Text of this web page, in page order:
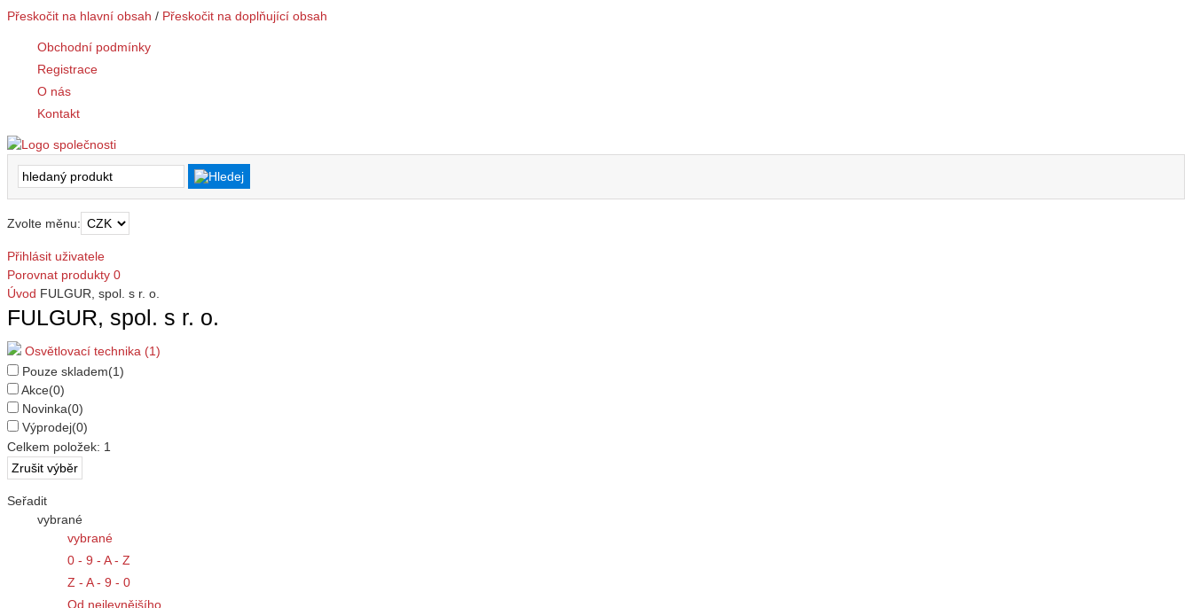
Přeskočit na hlavní obsah / Přeskočit na doplňující obsah
Obchodní podmínky
Registrace
O nás
Kontakt
Zvolte měnu:
Přihlásit uživatele
Porovnat produkty 0
Úvod FULGUR, spol. s r. o.
FULGUR, spol. s r. o.
Osvětlovací technika (1)
Pouze skladem(1)
Akce(0)
Novinka(0)
Výprodej(0)
Celkem položek: 1
Seřadit
vybrané
vybrané
0 - 9 - A - Z
Z - A - 9 - 0
Od nejlevnějšího